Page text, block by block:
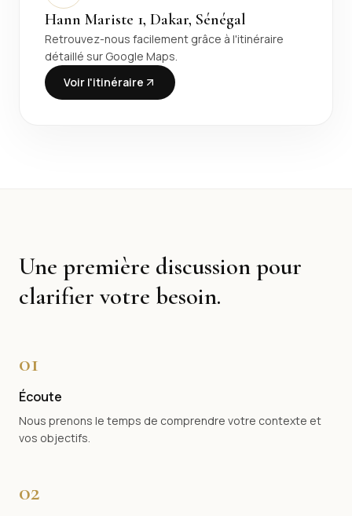
Hann Mariste 1, Dakar, Sénégal
Retrouvez-nous facilement grâce à l'itinéraire
détaillé sur Google Maps.
Voir l'itinéraire
Une première discussion pour
clarifier votre besoin.
01
Écoute
Nous prenons le temps de comprendre votre contexte et
vos objectifs.
02